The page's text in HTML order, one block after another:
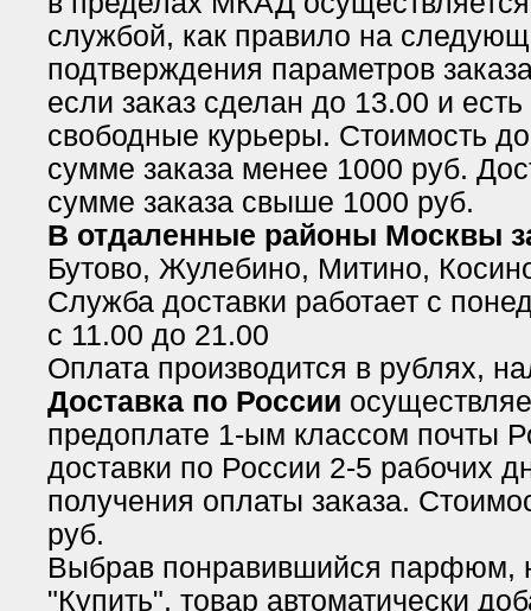
службой, как правило на
подтверждения параметров
если заказ сделан до 13.00 и
свободные курьеры. Стоимость
сумме заказа менее 1000 руб.
сумме заказа свыше 1000 руб.
В отдаленные районы Москвы
Бутово, Жулебино, Митино,
Служба доставки работает с
с 11.00 до 21.00
Оплата производится в рублях,
Доставка по России
предоплате 1-ым классом почты
доставки по России 2-5 рабочих
получения оплаты заказа.
руб.
Выбрав понравившийся парфюм,
"Купить", товар автоматически